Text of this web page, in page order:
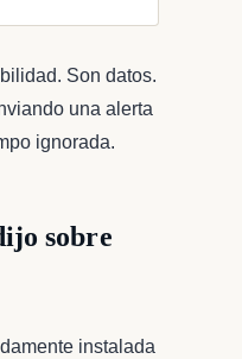
Son datos.
una alerta
ignorada.
sobre
instalada